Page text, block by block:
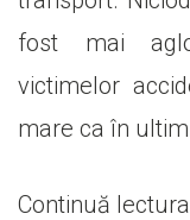
fost mai
victimelor
mare ca în
Continuă lectura